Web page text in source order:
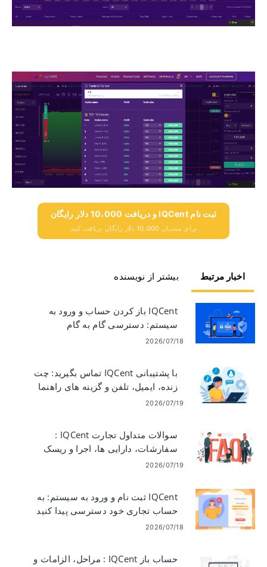
ثبت نام IQCent و دریافت 10،000 دلار رایگان
برای مبتدیان 10،000 دلار رایگان دریافت کنید
بیشتر از نویسنده اخبار مرتبط
IQCent باز کردن حساب و ورود به
سیستم: دسترسی گام به گام
2026/07/18
با پشتیبانی IQCent تماس بگیرید: چت
زنده، ایمیل، تلفن و گزینه های راهنما
2026/07/19
سوالات متداول تجارت IQCent :
سفارشات، دارایی ها، اجرا و ریسک
2026/07/19
IQCent ثبت نام و ورود به سیستم: به
حساب تجاری خود دسترسی پیدا کنید
2026/07/18
حساب باز IQCent : مراحل، الزامات و